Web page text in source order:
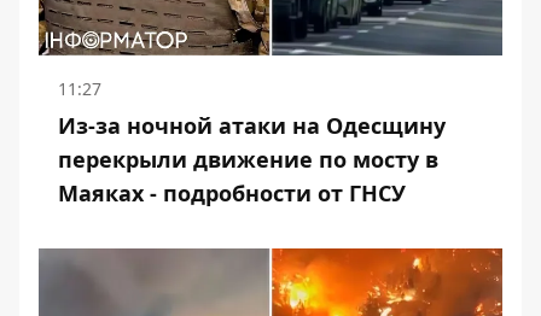
11:27
Из-за ночной атаки на Одесщину
перекрыли движение по мосту в
Маяках - подробности от ГНСУ